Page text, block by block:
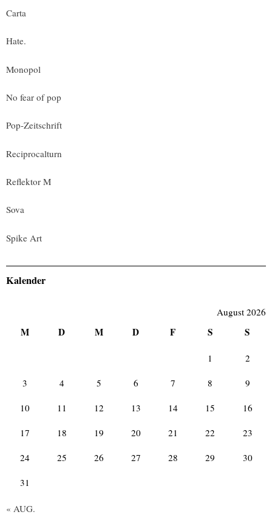
Carta
Hate.
Monopol
No fear of pop
Pop-Zeitschrift
Reciprocalturn
Reflektor M
Sova
Spike Art
Kalender
August 2026
M D M D F S S
« AUG.
1 2
3 4 5 6 7 8 9
10 11 12 13 14 15 16
17 18 19 20 21 22 23
24 25 26 27 28 29 30
31